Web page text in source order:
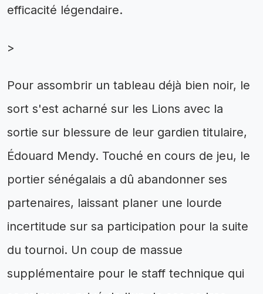
efficacité légendaire.
>
Pour assombrir un tableau déjà bien noir, le
sort s'est acharné sur les Lions avec la
sortie sur blessure de leur gardien titulaire,
Édouard Mendy. Touché en cours de jeu, le
portier sénégalais a dû abandonner ses
partenaires, laissant planer une lourde
incertitude sur sa participation pour la suite
du tournoi. Un coup de massue
supplémentaire pour le staff technique qui